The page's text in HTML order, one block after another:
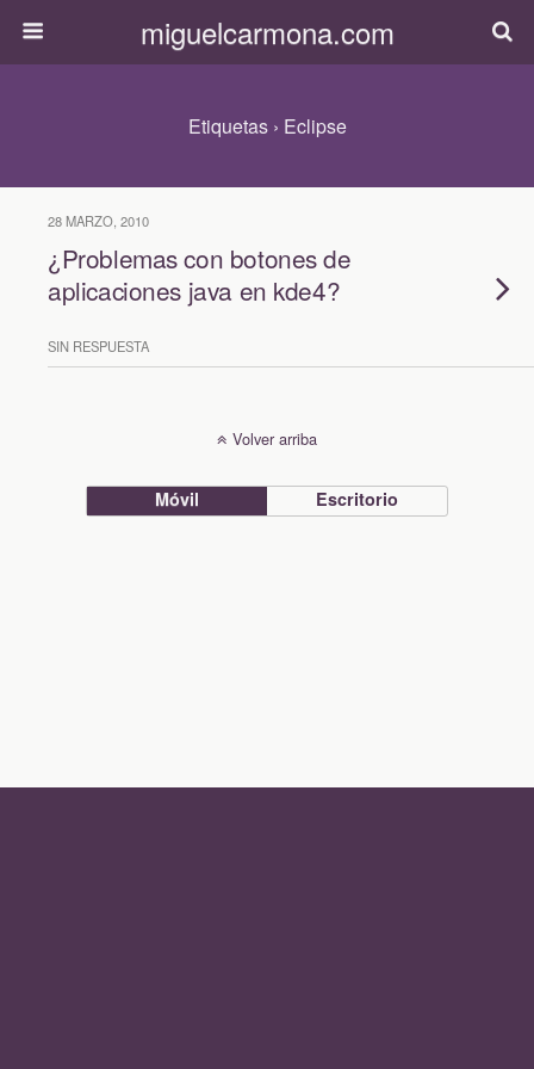
miguelcarmona.com
Etiquetas › Eclipse
28 MARZO, 2010
¿Problemas con botones de
aplicaciones java en kde4?
SIN RESPUESTA
Volver arriba
Móvil Escritorio